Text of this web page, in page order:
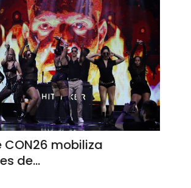
CON26 mobiliza
de…